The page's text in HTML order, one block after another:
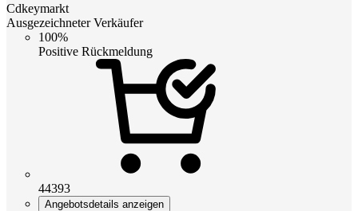
Cdkeymarkt
Ausgezeichneter Verkäufer
100%
Positive Rückmeldung
44393
Angebotsdetails anzeigen